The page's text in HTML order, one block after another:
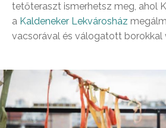
tetőteraszt ismerhetsz meg, ahol
a Kaldeneker Lekvárosház
vacsorával és válogatott borokkal